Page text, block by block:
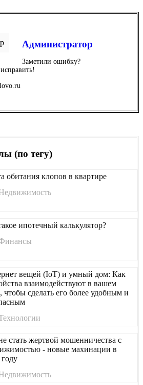
Администратор
Заметили ошибку?
(по тегу)
обитания клопов в квартире
ипотечный калькулятор?
вещей (IoT) и умный дом: Как
взаимодействуют в вашем
чтобы сделать его более удобным и
стать жертвой мошенничества с
- новые махинации в